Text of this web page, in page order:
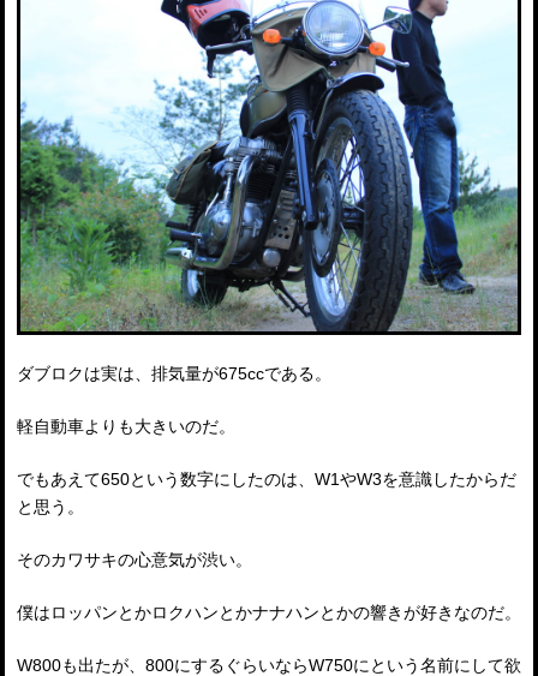
ダブロクは実は、排気量が675ccである。
軽自動車よりも大きいのだ。
でもあえて650という数字にしたのは、W1やW3を意識したからだ
と思う。
そのカワサキの心意気が渋い。
僕はロッパンとかロクハンとかナナハンとかの響きが好きなのだ。
W800も出たが、800にするぐらいならW750にという名前にして欲